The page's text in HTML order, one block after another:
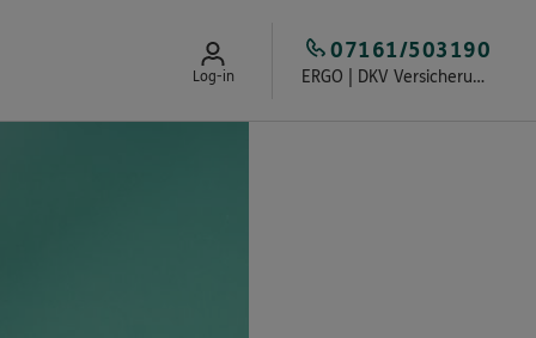
Log-in ERGO | DKV Versicherung Mundorff & von Lünenschloß
07161/503190